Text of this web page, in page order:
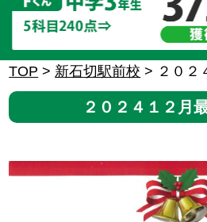
TOP > 新石切駅前校 > ２０２
２０２４１２月